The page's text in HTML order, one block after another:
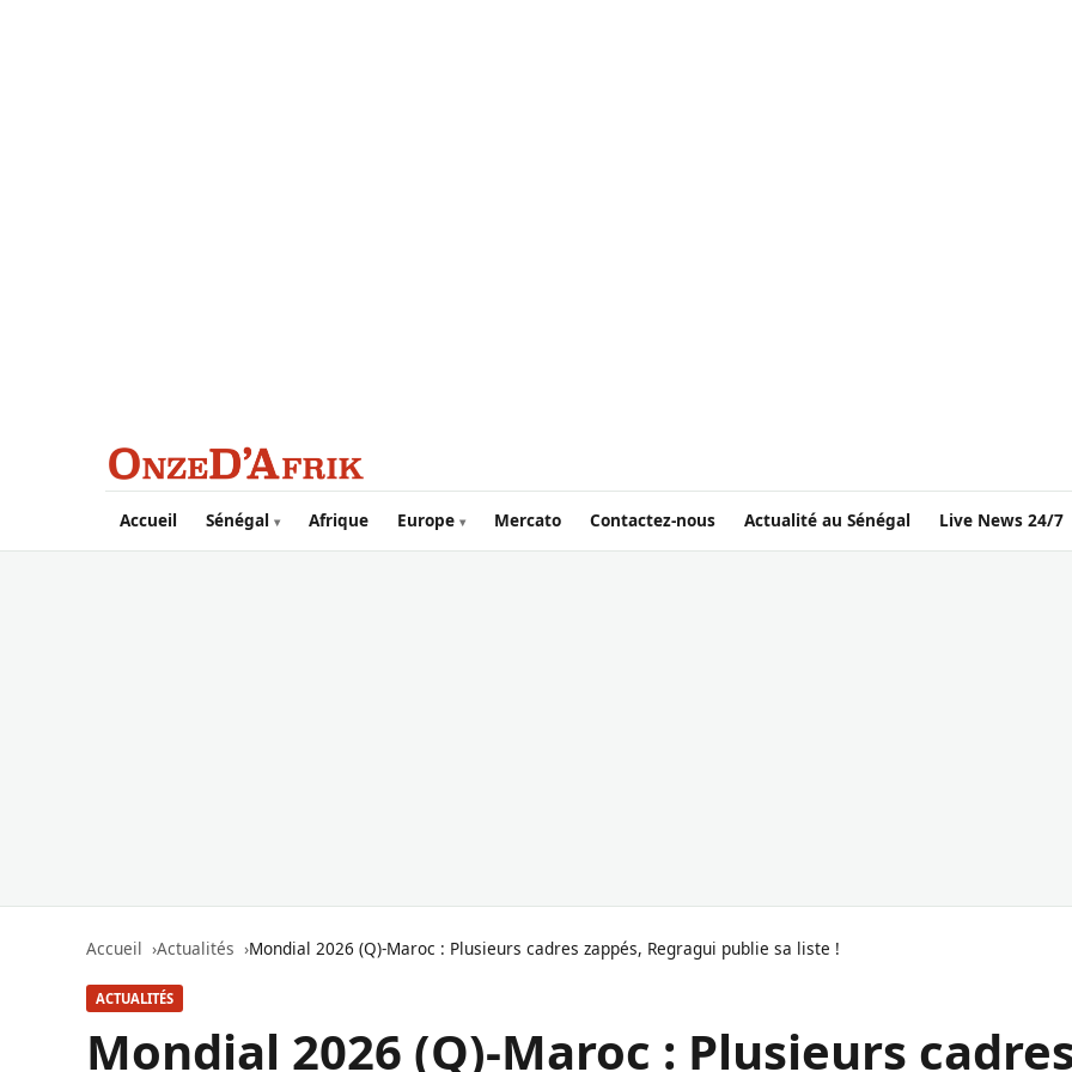
Aller au contenu principal
Accueil Sénégal Afrique Europe Mercato Contactez-nous Actualité au Sénégal Live News 24/7
Accueil Actualités Mondial 2026 (Q)-Maroc : Plusieurs cadres zappés, Regragui publie sa liste !
ACTUALITÉS
Mondial 2026 (Q)-Maroc : Plusieurs